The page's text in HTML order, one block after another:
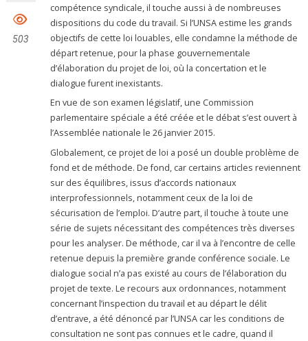
503
compétence syndicale, il touche aussi à de nombreuses
dispositions du code du travail. Si l’UNSA estime les grands
objectifs de cette loi louables, elle condamne la méthode de
départ retenue, pour la phase gouvernementale
d’élaboration du projet de loi, où la concertation et le
dialogue furent inexistants.
En vue de son examen législatif, une Commission
parlementaire spéciale a été créée et le débat s’est ouvert à
l’Assemblée nationale le 26 janvier 2015.
Globalement, ce projet de loi a posé un double problème de
fond et de méthode. De fond, car certains articles reviennent
sur des équilibres, issus d’accords nationaux
interprofessionnels, notamment ceux de la loi de
sécurisation de l’emploi. D’autre part, il touche à toute une
série de sujets nécessitant des compétences très diverses
pour les analyser. De méthode, car il va à l’encontre de celle
retenue depuis la première grande conférence sociale. Le
dialogue social n’a pas existé au cours de l’élaboration du
projet de texte. Le recours aux ordonnances, notamment
concernant l’inspection du travail et au départ le délit
d’entrave, a été dénoncé par l’UNSA car les conditions de
consultation ne sont pas connues et le cadre, quand il